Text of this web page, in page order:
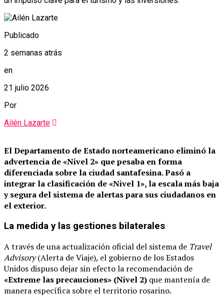
Publicado
2 semanas atrás
en
21 julio 2026
Por
Ailén Lazarte
El Departamento de Estado norteamericano eliminó la
advertencia de «Nivel 2» que pesaba en forma
diferenciada sobre la ciudad santafesina.Pasó a
integrar la clasificación de «Nivel 1», la escala más baja
y segura del sistema de alertas para sus ciudadanos en
el exterior.
La medida y las gestiones bilaterales
A través de una actualización oficial del sistema de Travel
Advisory(Alerta de Viaje), el gobierno de los Estados
Unidos dispuso dejar sin efecto la recomendación de
«Extreme las precauciones» (Nivel 2) que mantenía de
manera específica sobre el territorio rosarino.